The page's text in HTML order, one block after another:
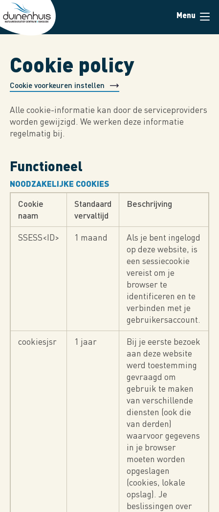
Overslaan
en
naar
gaan
Menu
Cookie policy
Cookie voorkeuren instellen
Alle cookie-informatie kan door de serviceproviders
worden gewijzigd. We werken deze informatie
regelmatig bij.
Functioneel
NOODZAKELIJKE COOKIES
Cookie
naam
Standaard
vervaltijd
Beschrijving
SSESS<ID> 1 maand
Als je bent ingelogd
op deze website, is
een sessiecookie
vereist om je
browser te
identificeren en te
verbinden met je
gebruikersaccount.
cookiesjsr 1 jaar
Bij je eerste bezoek
aan deze website
werd toestemming
gevraagd om
gebruik te maken
van verschillende
diensten (ook die
van derden)
waarvoor gegevens
in je browser
moeten worden
opgeslagen
(cookies, lokale
opslag). Je
beslissingen over